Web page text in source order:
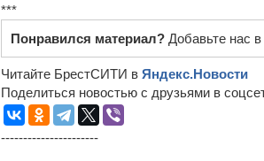
***
Понравился материал? Добавьте нас
Читайте БрестСИТИ в Яндекс.Новости
Поделиться новостью с друзьями в
----------------------